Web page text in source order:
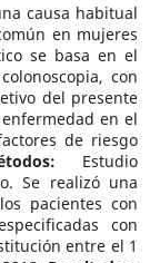
causa habitual
en mujeres
se basa en el
con
del presente
en el
de riesgo
Estudio
Se realizó una
pacientes con
con
entre el 1